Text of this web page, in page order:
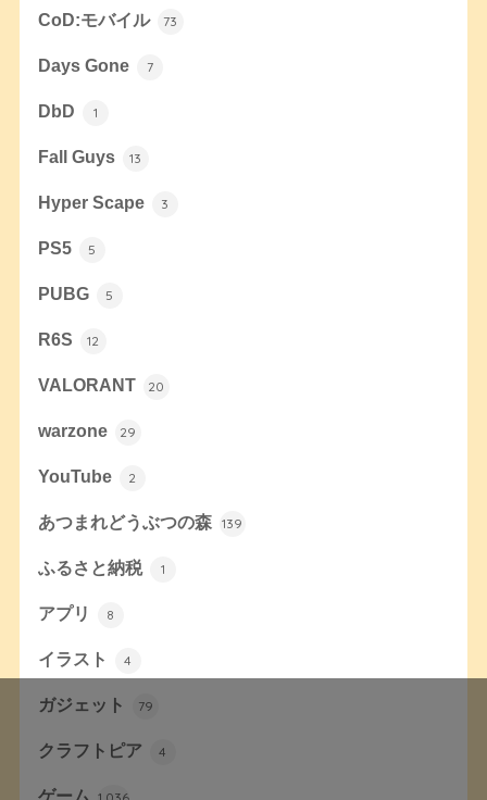
CoD:モバイル 73
Days Gone 7
DbD 1
Fall Guys 13
Hyper Scape 3
PS5 5
PUBG 5
R6S 12
VALORANT 20
warzone 29
YouTube 2
あつまれどうぶつの森 139
ふるさと納税 1
アプリ 8
イラスト 4
ガジェット 79
クラフトピア 4
ゲーム